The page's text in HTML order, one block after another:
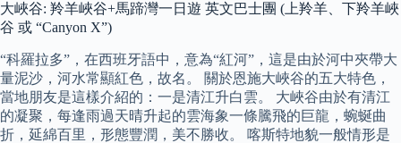
大峽谷: 羚羊峽谷+馬蹄灣一日遊 英文巴士團 (上羚羊、下羚羊峽
谷 或 “Canyon X”)
“科羅拉多”，在西班牙語中，意為“紅河”，這是由於河中夾帶大
量泥沙，河水常顯紅色，故名。 關於恩施大峽谷的五大特色，
當地朋友是這樣介紹的：一是清江升白雲。 大峽谷由於有清江
的凝聚，每逢雨過天晴升起的雲海象一條騰飛的巨龍，蜿蜒曲
折，延綿百里，形態豐潤，美不勝收。 喀斯特地貌一般情形是